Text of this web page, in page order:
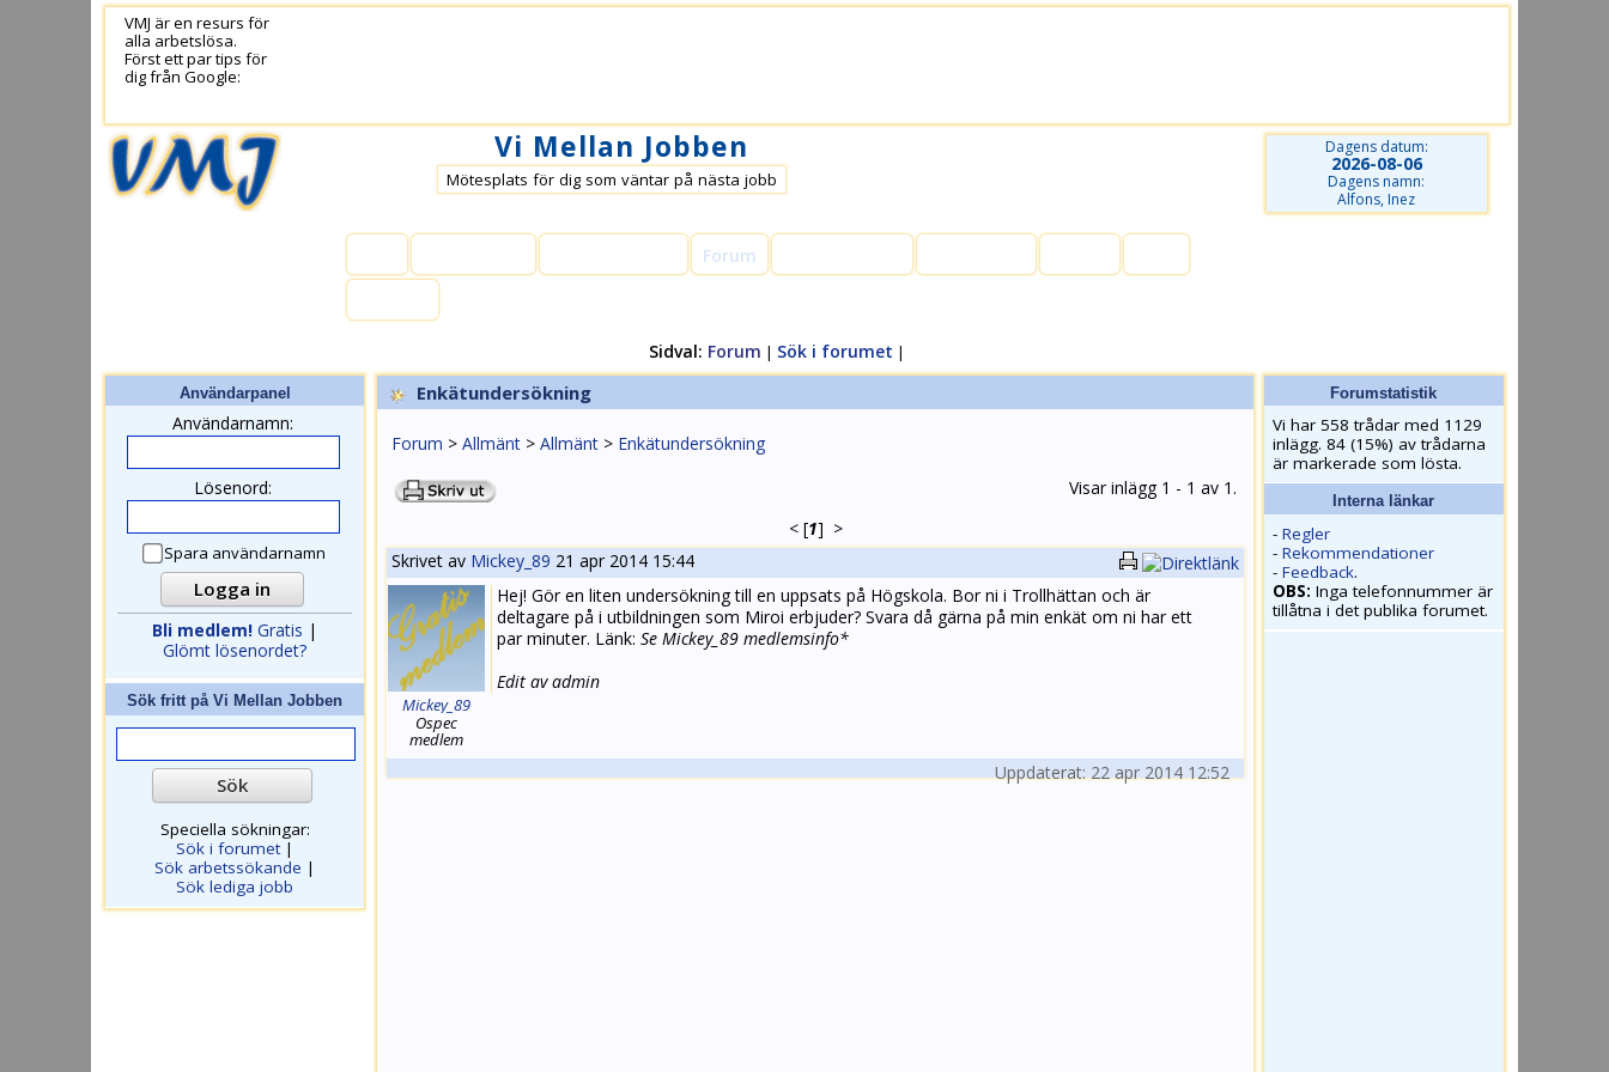
VMJ är en resurs för
alla arbetslösa.
Först ett par tips för
dig från Google:
Dagens datum:
2026-08-06
Dagens namn:
Alfons, Inez
Vi Mellan Jobben
Mötesplats för dig som väntar på nästa jobb
Forum
Sidval: Forum | Sök i forumet |
Användarpanel
Användarnamn:
Lösenord:
Spara användarnamn
Bli medlem! Gratis |
Glömt lösenordet?
Sök fritt på Vi Mellan Jobben
Speciella sökningar:
Sök i forumet|
Sök arbetssökande |
Sök lediga jobb
Enkätundersökning
Forum > Allmänt> Allmänt> Enkätundersökning
Visar inlägg 1 - 1 av 1.
< [1] >
Skrivet av Mickey_89 21 apr 2014 15:44
Mickey_89
Ospec
medlem
Hej! Gör en liten undersökning till en uppsats på Högskola. Bor ni i Trollhättan och är
deltagare på i utbildningen som Miroi erbjuder? Svara då gärna på min enkät om ni har ett
par minuter. Länk:Se Mickey_89 medlemsinfo*
Edit av admin
Uppdaterat: 22 apr 2014 12:52
Forumstatistik
Vi har 558 trådar med 1129
inlägg. 84 (15%) av trådarna
är markerade som lösta.
Interna länkar
- Regler
- Rekommendationer
- Feedback.
OBS: Inga telefonnummer är
tillåtna i det publika forumet.